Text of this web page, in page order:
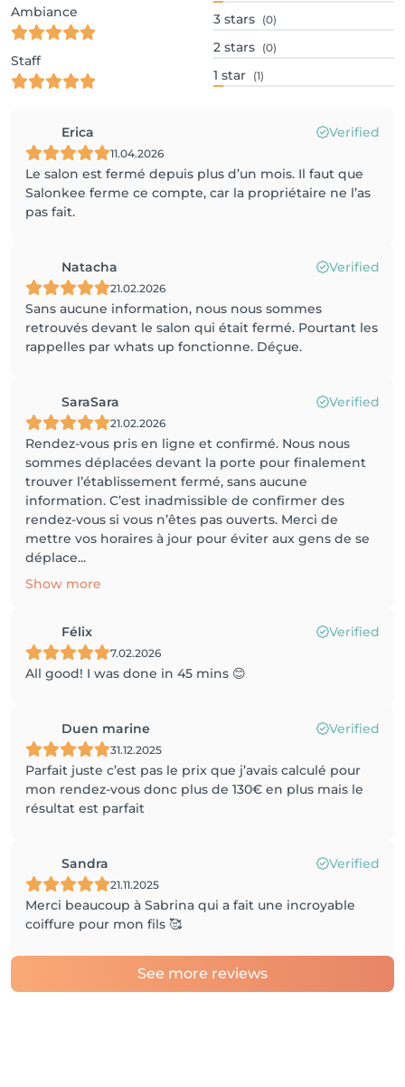
Ambiance
Staff
3 stars (0)
2 stars (0)
1 star (1)
Erica Verified
11.04.2026
Le salon est fermé depuis plus d’un mois. Il faut que
Salonkee ferme ce compte, car la propriétaire ne l’as
pas fait.
Natacha Verified
21.02.2026
Sans aucune information, nous nous sommes
retrouvés devant le salon qui était fermé. Pourtant les
rappelles par whats up fonctionne. Déçue.
SaraSara Verified
21.02.2026
Rendez-vous pris en ligne et confirmé. Nous nous
sommes déplacées devant la porte pour finalement
trouver l’établissement fermé, sans aucune
information. C’est inadmissible de confirmer des
rendez-vous si vous n’êtes pas ouverts. Merci de
mettre vos horaires à jour pour éviter aux gens de se
déplace...
Show more
Félix Verified
7.02.2026
All good! I was done in 45 mins 😊
Duen marine Verified
31.12.2025
Parfait juste c’est pas le prix que j’avais calculé pour
mon rendez-vous donc plus de 130€ en plus mais le
résultat est parfait
Sandra Verified
21.11.2025
Merci beaucoup à Sabrina qui a fait une incroyable
coiffure pour mon fils 🥰
See more reviews